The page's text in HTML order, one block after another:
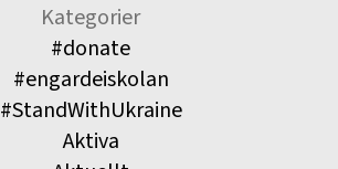
Kategorier
#donate
#engardeiskolan
#StandWithUkraine
Aktiva